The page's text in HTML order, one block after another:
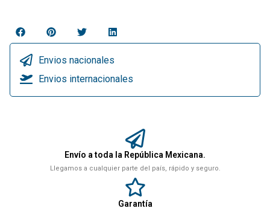
Envios nacionales
Envios internacionales
Envío a toda la República Mexicana.
Llegamos a cualquier parte del país, rápido y seguro.
Garantía